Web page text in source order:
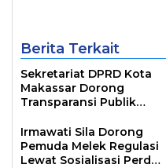
Berita Terkait
Sekretariat DPRD Kota
Makassar Dorong
Transparansi Publik
Digital
Irmawati Sila Dorong
Pemuda Melek Regulasi
Lewat Sosialisasi Perda